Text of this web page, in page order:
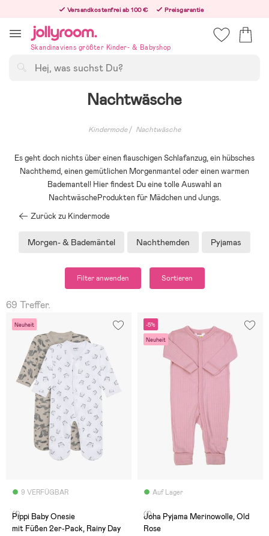
innehållet
Versandkostenfrei ab 100 €
Preisgarantie
Bestellungen, die nach 12:00 Uhr eingehen, werden am nächsten Werktag versandt!
Skandinaviens größter Kinder- & Babyshop
Nachtwäsche
Kindermode Nachtwäsche
Es geht doch nichts über einen flauschigen Schlafanzug, ein hübsches
Nachthemd, einen gemütlichen Morgenmantel oder einen warmen
Bademantel! Hier findest Du eine tolle Auswahl an
NachtwäscheProdukten für Mädchen und Jungs.
Zurück zu Kindermode
Morgen- & Bademäntel Nachthemden Pyjamas
Filter anwenden Sortieren
69 Treffer.
Neuheit
9 VERFÜGBAR
(1)
Pippi Baby Onesie
mit Füßen 2er-Pack, Rainy Day
-5%
Neuheit
Auf Lager
(1)
Joha Pyjama Merinowolle, Old
Rose